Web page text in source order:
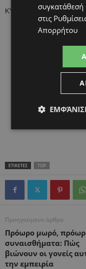
ΚΥΠΕ
ΕΤΙΚΕΤΕΣ TOP
Προηγούμενο άρθρο
Πρόωρο μωρό,
συναισθήματα: Πώς
βιώνουν οι γονείς
την εμπειρία
συγκατάθεσή
στις
Απορρήτου